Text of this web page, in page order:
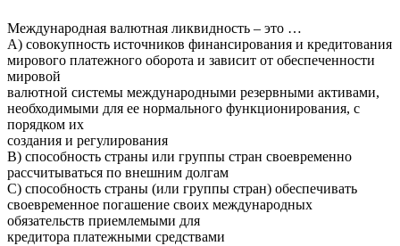
Международная валютная ликвидность – это …
A) совокупность источников финансирования и кредитования
мирового платежного оборота и зависит от обеспеченности
мировой
валютной системы международными резервными активами,
необходимыми для ее нормального функционирования, с
порядком их
создания и регулирования
B) способность страны или группы стран своевременно
рассчитываться по внешним долгам
C) способность страны (или группы стран) обеспечивать
своевременное погашение своих международных
обязательств приемлемыми для
кредитора платежными средствами